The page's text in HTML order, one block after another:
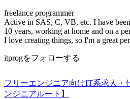
freelance programmer
Active in SAS, C, VB, etc. I have
10 years, working at home and on a
I love creating things, so I'm a great
itprogをフォローする
フリーエンジニア向けIT系求人・
ンジニアルート】